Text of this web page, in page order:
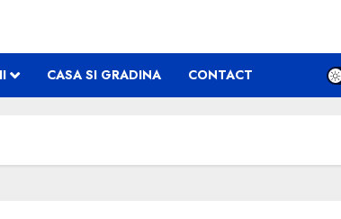
CASA SI GRADINA CONTACT